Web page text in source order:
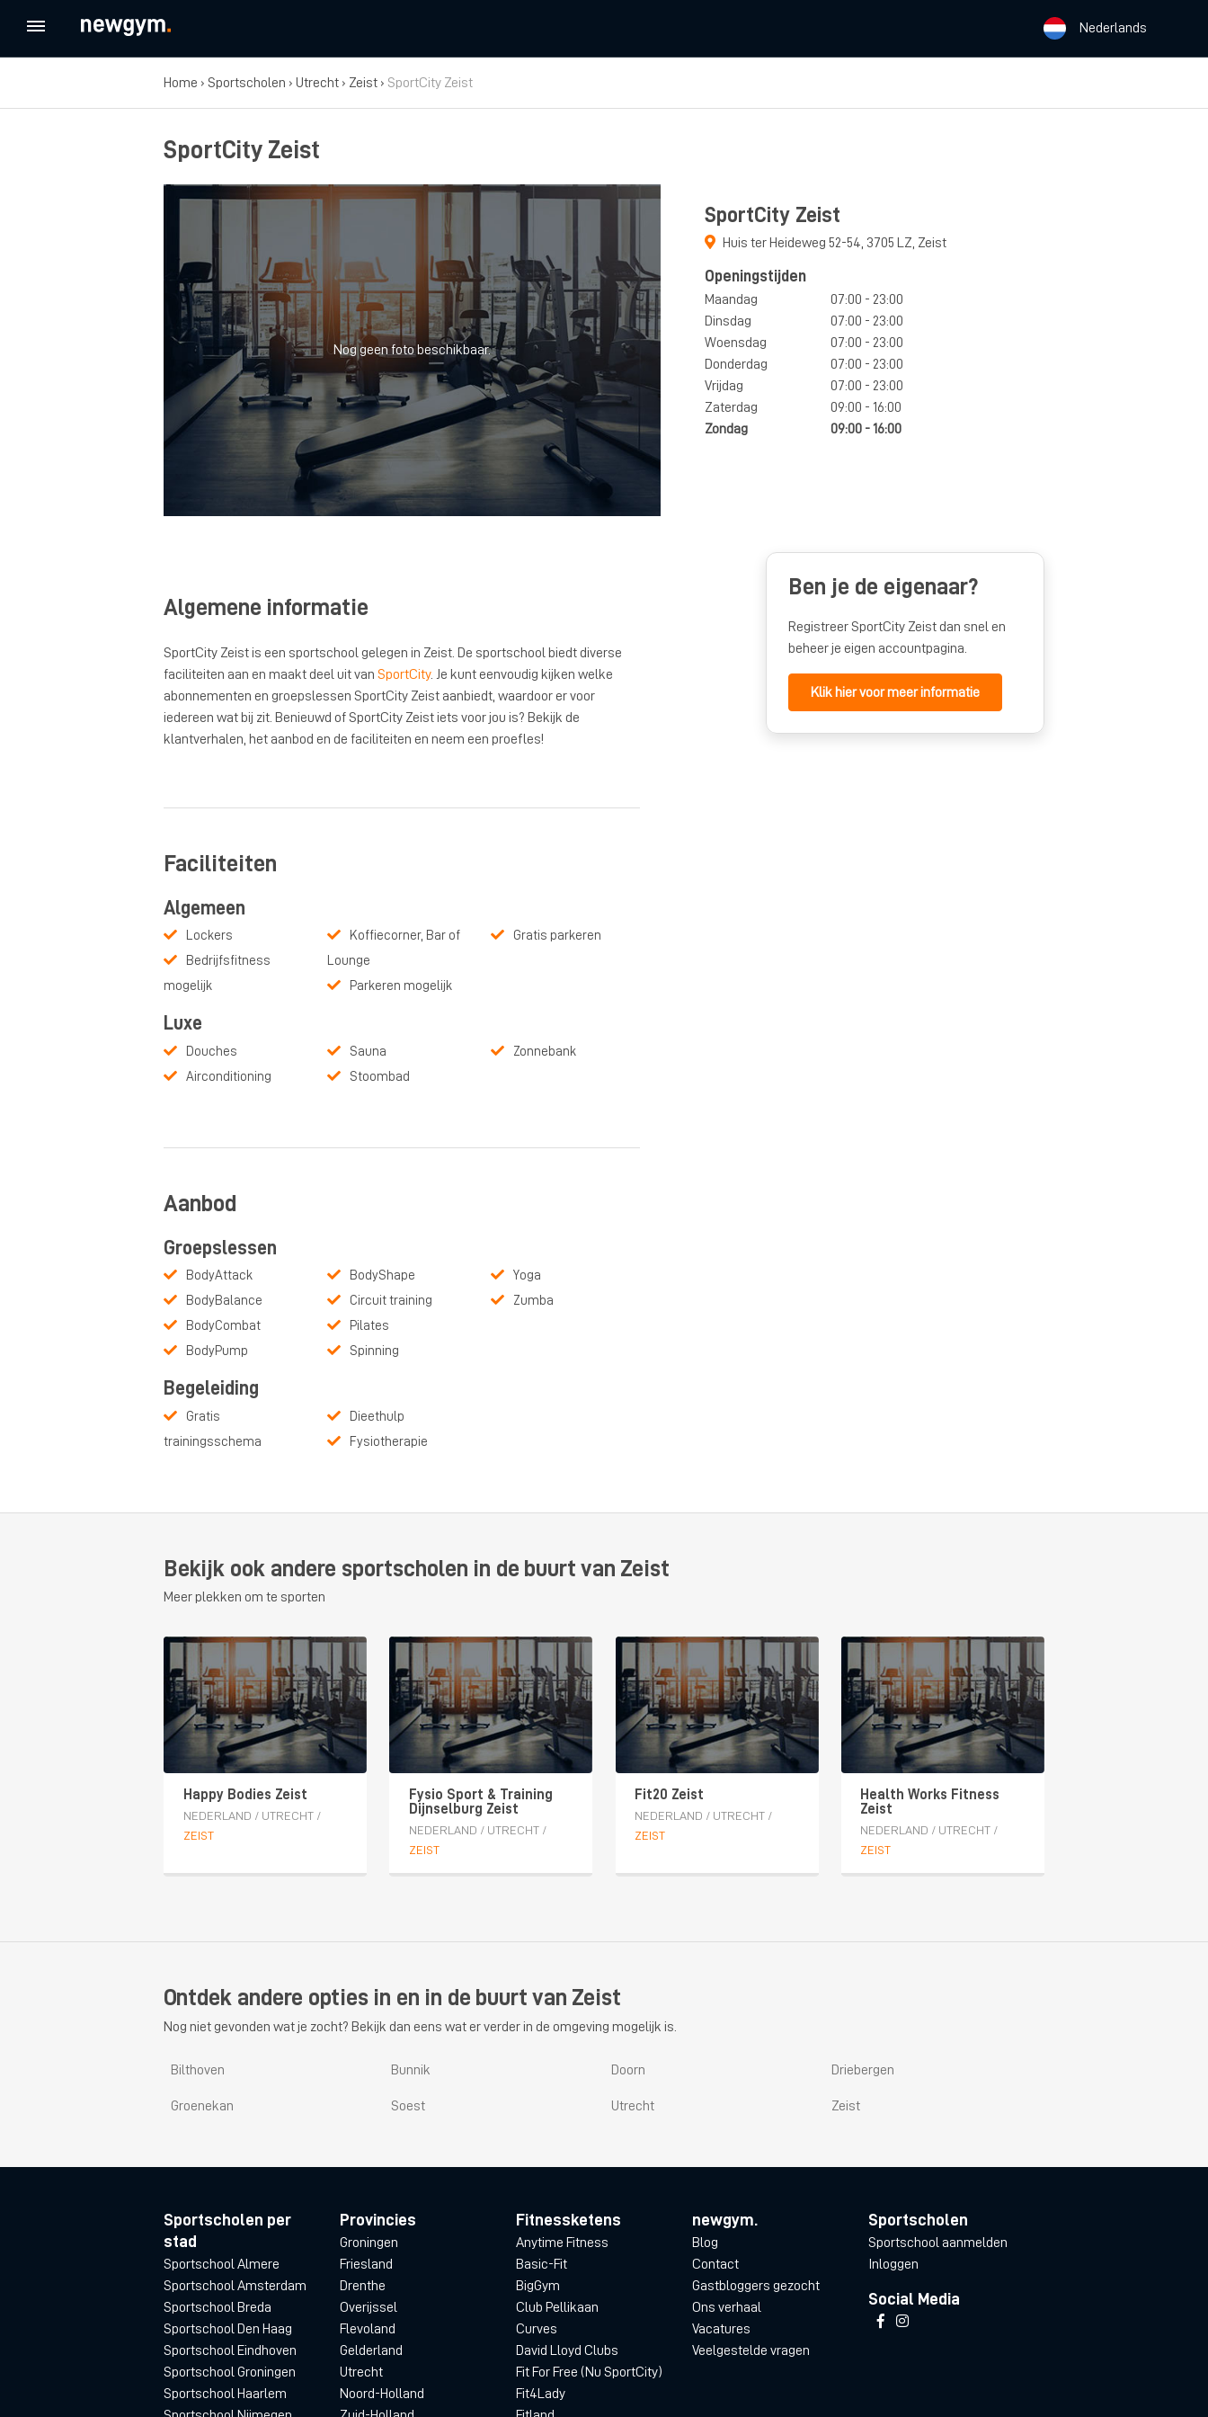
Nederlands
Home › Sportscholen › Utrecht › Zeist › SportCity Zeist
SportCity Zeist
Nog geen foto beschikbaar.
SportCity Zeist
Huis ter Heideweg 52-54 3705 LZ Zeist
Openingstijden
Maandag
07:00 - 23:00
Dinsdag
07:00 - 23:00
Woensdag
07:00 - 23:00
Donderdag
07:00 - 23:00
Vrijdag
07:00 - 23:00
Zaterdag
09:00 - 16:00
Zondag
09:00 - 16:00
Algemene informatie
SportCity Zeist is een sportschool gelegen in Zeist. De sportschool biedt diverse
faciliteiten aan en maakt deel uit van SportCity. Je kunt eenvoudig kijken welke
abonnementen en groepslessen SportCity Zeist aanbiedt, waardoor er voor
iedereen wat bij zit. Benieuwd of SportCity Zeist iets voor jou is? Bekijk de
klantverhalen, het aanbod en de faciliteiten en neem een proefles!
Faciliteiten
Algemeen
Lockers
Bedrijfsfitness
mogelijk
Koffiecorner, Bar of
Lounge
Parkeren mogelijk
Gratis parkeren
Luxe
Douches
Airconditioning
Sauna
Stoombad
Zonnebank
Aanbod
Groepslessen
BodyAttack
BodyBalance
BodyCombat
BodyPump
BodyShape
Circuit training
Pilates
Spinning
Yoga
Zumba
Begeleiding
Gratis
trainingsschema
Dieethulp
Fysiotherapie
Ben je de eigenaar?
Registreer SportCity Zeist dan snel en
beheer je eigen accountpagina.
Klik hier voor meer informatie
Bekijk ook andere sportscholen in de buurt van Zeist
Meer plekken om te sporten
Happy Bodies Zeist
NEDERLAND / UTRECHT/
ZEIST
Fysio Sport & Training
Dijnselburg Zeist
NEDERLAND / UTRECHT/
ZEIST
Fit20 Zeist
NEDERLAND / UTRECHT /
ZEIST
Health Works Fitness
Zeist
NEDERLAND / UTRECHT /
ZEIST
Ontdek andere opties in en in de buurt van Zeist
Nog niet gevonden wat je zocht? Bekijk dan eens wat er verder in de omgeving mogelijk is.
Bilthoven Bunnik Doorn Driebergen
Groenekan Soest Utrecht Zeist
Sportscholen per
stad
Sportschool Almere
Sportschool Amsterdam
Sportschool Breda
Sportschool Den Haag
Sportschool Eindhoven
Sportschool Groningen
Sportschool Haarlem
Provincies
Groningen
Friesland
Drenthe
Overijssel
Flevoland
Gelderland
Utrecht
Noord-Holland
Fitnessketens
Anytime Fitness
Basic-Fit
BigGym
Club Pellikaan
Curves
David Lloyd Clubs
Fit For Free (Nu SportCity)
Fit4Lady
newgym.
Blog
Contact
Gastbloggers gezocht
Ons verhaal
Vacatures
Veelgestelde vragen
Sportscholen
Sportschool aanmelden
Inloggen
Social Media